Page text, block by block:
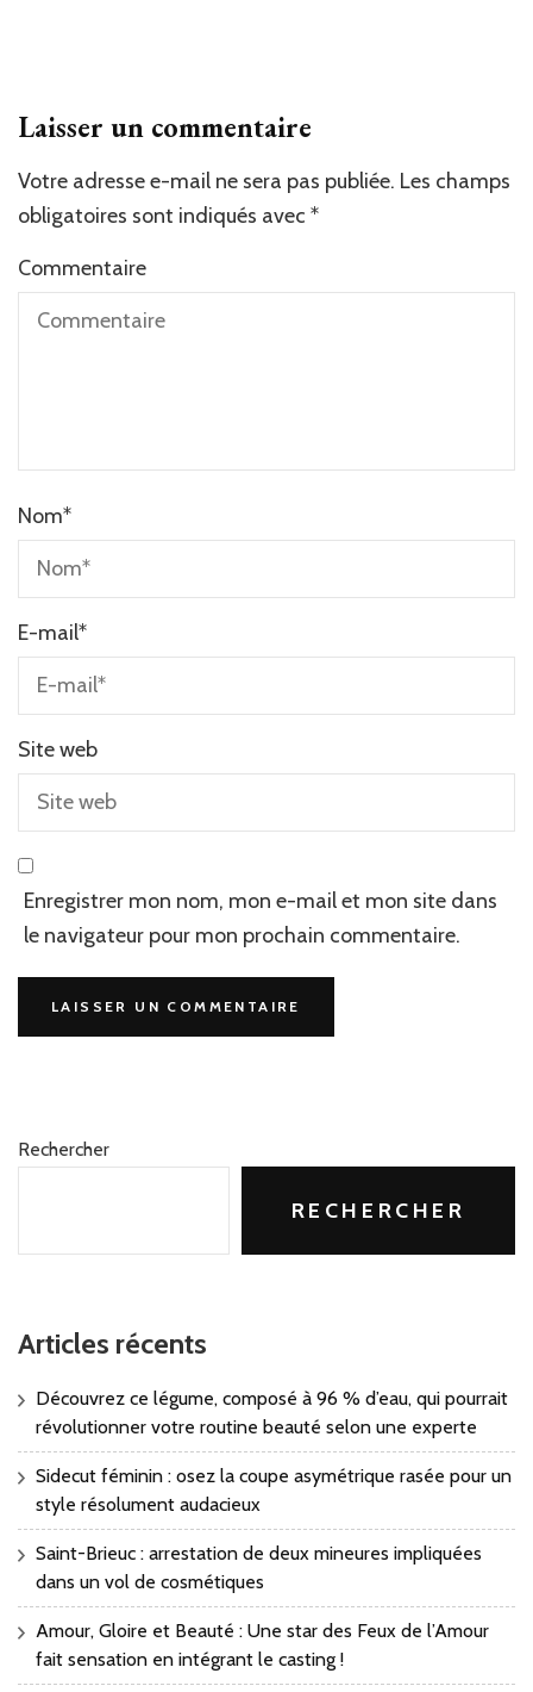
Laisser un commentaire
Votre adresse e-mail ne sera pas publiée. Les champs
obligatoires sont indiqués avec *
Commentaire
Nom*
E-mail*
Site web
Enregistrer mon nom, mon e-mail et mon site dans
le navigateur pour mon prochain commentaire.
Rechercher
RECHERCHER
Articles récents
Découvrez ce légume, composé à 96 % d’eau, qui pourrait
révolutionner votre routine beauté selon une experte
Sidecut féminin : osez la coupe asymétrique rasée pour un
style résolument audacieux
Saint-Brieuc : arrestation de deux mineures impliquées
dans un vol de cosmétiques
Amour, Gloire et Beauté : Une star des Feux de l’Amour
fait sensation en intégrant le casting !